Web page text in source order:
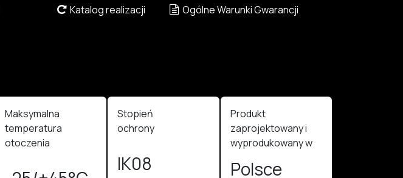
Ogólne Warunki Gwarancji
Katalog realizacji
Maksymalna
temperatura
otoczenia
Stopień
ochrony
IK08
Produkt
zaprojektowany i
wyprodukowany w
Polsce